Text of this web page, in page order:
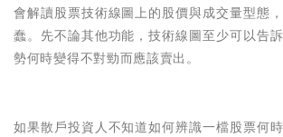
會解讀股票技術線圖上的股價與成交量型態，
蠢。先不論其他功能，技術線圖至少可以告
勢何時變得不對勁而應該賣出。
如果散戶投資人不知道如何辨識一檔股票何